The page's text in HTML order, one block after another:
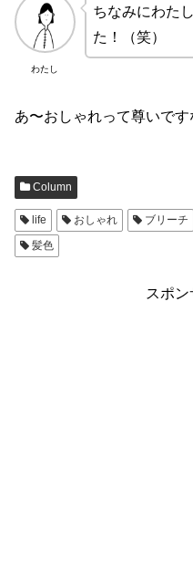
わたし
ちなみにわた
た！（笑）
あ〜おしゃれって尊いです
Column
life おしゃれ ブリーチ
髪色
スポ